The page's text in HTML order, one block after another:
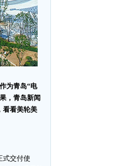
为青岛“电
，青岛新闻
看看美轮美
式交付使